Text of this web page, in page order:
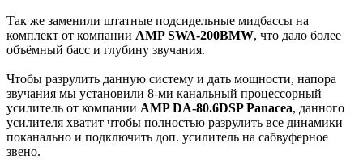
Так же заменили штатные подсидельные мидбассы на
комплект от компании AMP SWA-200BMW, что дало более
объёмный басс и глубину звучания.
Чтобы разрулить данную систему и дать мощности, напора
звучания мы установили 8-ми канальный процессорный
усилитель от компании AMP DA-80.6DSP Panacea, данного
усилителя хватит чтобы полностью разрулить все динамики
поканально и подключить доп. усилитель на сабвуферное
звено.